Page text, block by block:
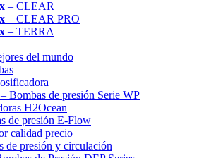
– CLEAR
– CLEAR PRO
– TERRA
del mundo
– Bombas de presión Serie WP
H2Ocean
de presión E-Flow
calidad precio
de presión y circulación